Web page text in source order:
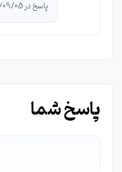
پاسخ در 1395/09/05 توسط
پاسخ شما